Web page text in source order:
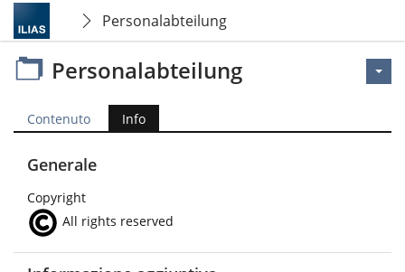
Personalabteilung
Personalabteilung
Contenuto Info
Generale
Copyright
All rights reserved